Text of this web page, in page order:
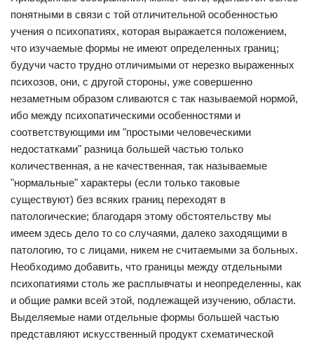
понятными в связи с той отличительной особенностью
учения о психопатиях, которая выражается положением,
что изучаемые формы не имеют определенных границ;
будучи часто трудно отличимыми от нерезко выраженных
психозов, они, с другой стороны, уже совершенно
незаметным образом сливаются с так называемой нормой,
ибо между психопатическими особенностями и
соответствующими им "простыми человеческими
недостатками" разница большей частью только
количественная, а не качественная, так называемые
"нормальные" характеры (если только таковые
существуют) без всяких границ переходят в
патологические; благодаря этому обстоятельству мы
имеем здесь дело то со случаями, далеко заходящими в
патологию, то с лицами, никем не считаемыми за больных.
Необходимо добавить, что границы между отдельными
психопатиями столь же расплывчаты и неопределенны, как
и общие рамки всей этой, подлежащей изучению, области.
Выделяемые нами отдельные формы большей частью
представляют искусственный продукт схематической